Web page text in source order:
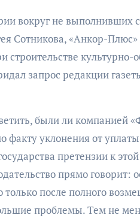
вокруг не выполнивших
Сотникова, «Анкор-
культурно-
запрос редакции
были ли компанией
факту уклонения от
претензии к
прямо говорит:
после полного
проблемы. Тем не
ОБЩЕСТВО
Николай
морского
«Открытое